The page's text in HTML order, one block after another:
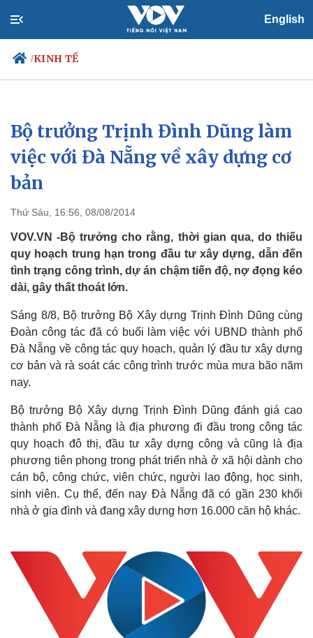
English
/KINH TẾ
Chính trị
Đảng
Tổ chức nhân sự
Quốc hội
Xã hội
Tin 24h
Dự báo thời tiết
Bộ trưởng Trịnh Đình Dũng làm
việc với Đà Nẵng về xây dựng cơ
bản
Thứ Sáu, 16:56, 08/08/2014
VOV.VN -Bộ trưởng cho rằng, thời gian qua, do thiếu
quy hoạch trung hạn trong đầu tư xây dựng, dẫn đến
tình trạng công trình, dự án chậm tiến độ, nợ đọng kéo
dài, gây thất thoát lớn.
Sáng 8/8, Bộ trưởng Bộ Xây dựng Trịnh Đình Dũng cùng
Đoàn công tác đã có buổi làm việc với UBND thành phố
Đà Nẵng về công tác quy hoạch, quản lý đầu tư xây dựng
cơ bản và rà soát các công trình trước mùa mưa bão năm
nay.
Bộ trưởng Bộ Xây dựng Trịnh Đình Dũng đánh giá cao
thành phố Đà Nẵng là địa phương đi đầu trong công tác
quy hoạch đô thị, đầu tư xây dựng công và cũng là địa
phương tiên phong trong phát triển nhà ở xã hội dành cho
cán bộ, công chức, viên chức, người lao động, học sinh,
sinh viên. Cụ thể, đến nay Đà Nẵng đã có gần 230 khối
nhà ở gia đình và đang xây dựng hơn 16.000 căn hộ khác.